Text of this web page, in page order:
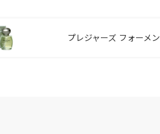
プレジャーズ フォーメン